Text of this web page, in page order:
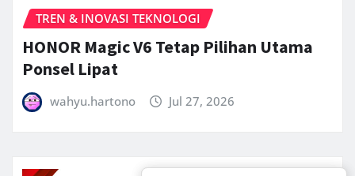
TREN & INOVASI TEKNOLOGI
HONOR Magic V6 Tetap Pilihan Utama
Ponsel Lipat
wahyu.hartono Jul 27, 2026